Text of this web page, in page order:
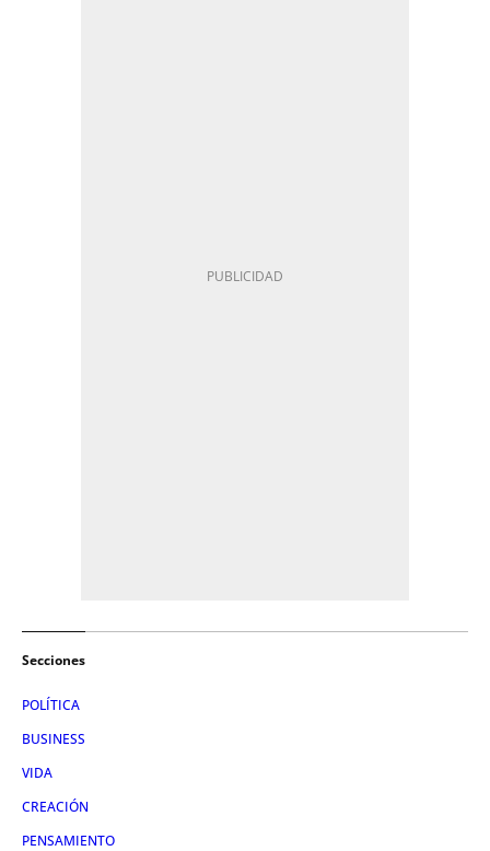
Secciones
POLÍTICA
BUSINESS
VIDA
CREACIÓN
PENSAMIENTO